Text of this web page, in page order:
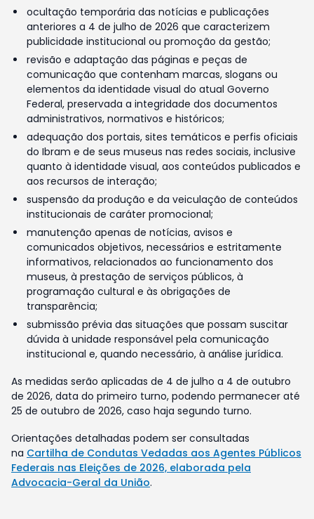
ocultação temporária das notícias e publicações
anteriores a 4 de julho de 2026 que caracterizem
publicidade institucional ou promoção da gestão;
revisão e adaptação das páginas e peças de
comunicação que contenham marcas, slogans ou
elementos da identidade visual do atual Governo
Federal, preservada a integridade dos documentos
administrativos, normativos e históricos;
adequação dos portais, sites temáticos e perfis oficiais
do Ibram e de seus museus nas redes sociais, inclusive
quanto à identidade visual, aos conteúdos publicados e
aos recursos de interação;
suspensão da produção e da veiculação de conteúdos
institucionais de caráter promocional;
manutenção apenas de notícias, avisos e
comunicados objetivos, necessários e estritamente
informativos, relacionados ao funcionamento dos
museus, à prestação de serviços públicos, à
programação cultural e às obrigações de
transparência;
submissão prévia das situações que possam suscitar
dúvida à unidade responsável pela comunicação
institucional e, quando necessário, à análise jurídica.
As medidas serão aplicadas de 4 de julho a 4 de outubro
de 2026, data do primeiro turno, podendo permanecer até
25 de outubro de 2026, caso haja segundo turno.
Orientações detalhadas podem ser consultadas
na Cartilha de Condutas Vedadas aos Agentes Públicos
Federais nas Eleições de 2026, elaborada pela
Advocacia-Geral da União.